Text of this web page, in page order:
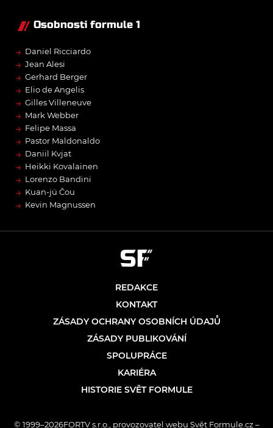
Osobnosti formule 1
→ Daniel Ricciardo
→ Jean Alesi
→ Gerhard Berger
→ Elio de Angelis
→ Gilles Villeneuve
→ Mark Webber
→ Felipe Massa
→ Pastor Maldonaldo
→ Daniil Kvjat
→ Heikki Kovalainen
→ Lorenzo Bandini
→ Kuan-jü Čou
→ Kevin Magnussen
REDAKCE
KONTAKT
ZÁSADY OCHRANY OSOBNÍCH ÚDAJŮ
ZÁSADY PUBLIKOVÁNÍ
SPOLUPRÁCE
KARIÉRA
HISTORIE SVĚT FORMULE
© 1999–2026FORTV s.r.o., provozovatel webu Svět Formule.cz –